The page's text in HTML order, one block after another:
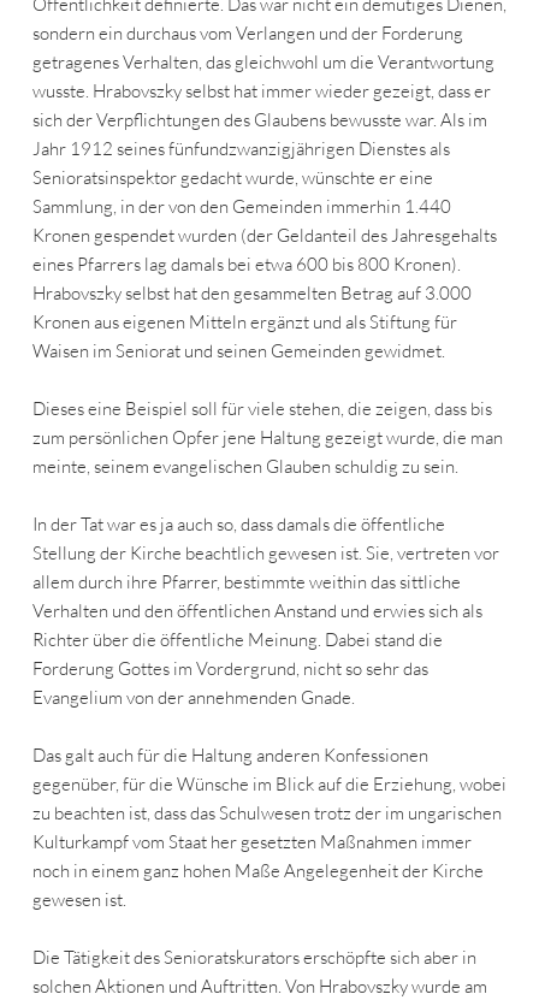
sondern ein durchaus vom Verlangen und der Forderung
getragenes Verhalten, das gleichwohl um die Verantwortung
wusste. Hrabovszky selbst hat immer wieder gezeigt, dass er
sich der Verpflichtungen des Glaubens bewusste war. Als im
Jahr 1912 seines fünfundzwanzigjährigen Dienstes als
Senioratsinspektor gedacht wurde, wünschte er eine
Sammlung, in der von den Gemeinden immerhin 1.440
Kronen gespendet wurden (der Geldanteil des Jahresgehalts
eines Pfarrers lag damals bei etwa 600 bis 800 Kronen).
Hrabovszky selbst hat den gesammelten Betrag auf 3.000
Kronen aus eigenen Mitteln ergänzt und als Stiftung für
Waisen im Seniorat und seinen Gemeinden gewidmet.
Dieses eine Beispiel soll für viele stehen, die zeigen, dass bis
zum persönlichen Opfer jene Haltung gezeigt wurde, die man
meinte, seinem evangelischen Glauben schuldig zu sein.
In der Tat war es ja auch so, dass damals die öffentliche
Stellung der Kirche beachtlich gewesen ist. Sie, vertreten vor
allem durch ihre Pfarrer, bestimmte weithin das sittliche
Verhalten und den öffentlichen Anstand und erwies sich als
Richter über die öffentliche Meinung. Dabei stand die
Forderung Gottes im Vordergrund, nicht so sehr das
Evangelium von der annehmenden Gnade.
Das galt auch für die Haltung anderen Konfessionen
gegenüber, für die Wünsche im Blick auf die Erziehung, wobei
zu beachten ist, dass das Schulwesen trotz der im ungarischen
Kulturkampf vom Staat her gesetzten Maßnahmen immer
noch in einem ganz hohen Maße Angelegenheit der Kirche
gewesen ist.
Die Tätigkeit des Senioratskurators erschöpfte sich aber in
solchen Aktionen und Auftritten. Von Hrabovszky wurde am